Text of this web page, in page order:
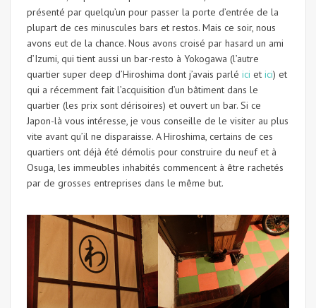
présenté par quelqu’un pour passer la porte d’entrée de la
plupart de ces minuscules bars et restos. Mais ce soir, nous
avons eut de la chance. Nous avons croisé par hasard un ami
d’Izumi, qui tient aussi un bar-resto à Yokogawa (l’autre
quartier super deep d’Hiroshima dont j’avais parlé ici et ici) et
qui a récemment fait l’acquisition d’un bâtiment dans le
quartier (les prix sont dérisoires) et ouvert un bar. Si ce
Japon-là vous intéresse, je vous conseille de le visiter au plus
vite avant qu’il ne disparaisse. A Hiroshima, certains de ces
quartiers ont déjà été démolis pour construire du neuf et à
Osuga, les immeubles inhabités commencent à être rachetés
par de grosses entreprises dans le même but.